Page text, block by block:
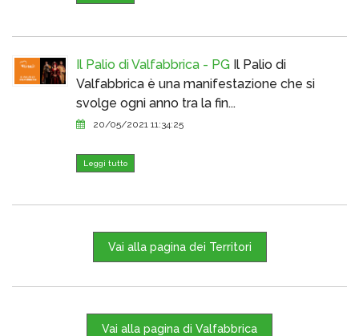
Il Palio di Valfabbrica - PG Il Palio di
Valfabbrica è una manifestazione che si
svolge ogni anno tra la fin...
20/05/2021 11:34:25
Leggi tutto
Vai alla pagina dei Territori
Vai alla pagina di Valfabbrica